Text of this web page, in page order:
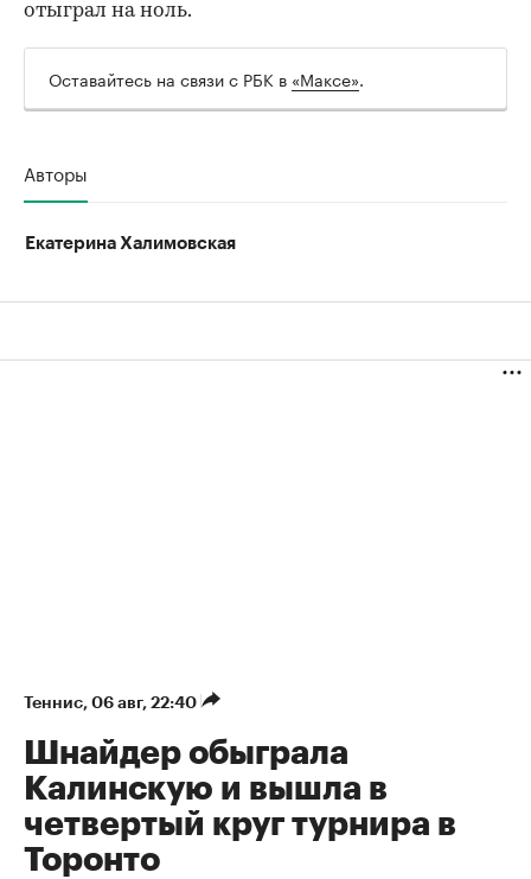
отыграл на ноль.
Оставайтесь на связи с РБК в «Максе».
Авторы
Екатерина Халимовская
Теннис⁠, 06 авг, 22:40
Шнайдер обыграла
Калинскую и вышла в
четвертый круг турнира в
Торонто